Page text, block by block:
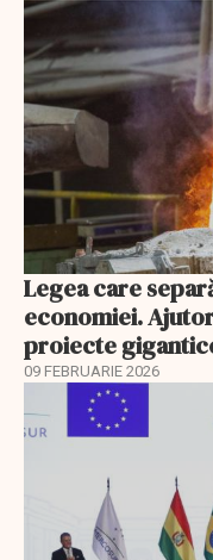
Legea care
economiei.
proiecte
09 FEBRUARIE 2026